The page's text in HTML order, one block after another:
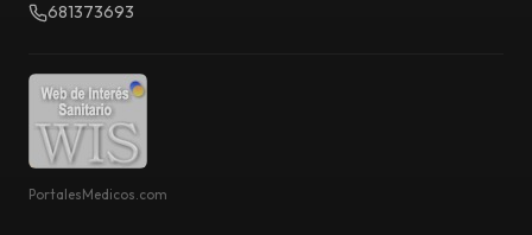
681373693
PortalesMedicos.com